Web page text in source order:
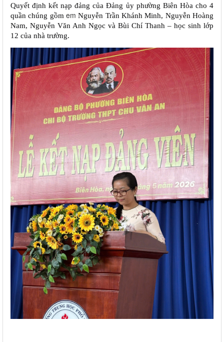
Quyết định kết nạp đảng của Đảng ủy phường Biên Hòa cho 4
quần chúng gồm emNguyễn Trần Khánh Minh, Nguyễn Hoàng
Nam, Nguyễn Văn Anh Ngọc và Bùi Chí Thanh – học sinh lớp
12 của nhà trường.